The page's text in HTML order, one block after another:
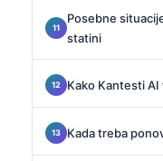
Posebne
statini
Kako Kantesti AI
Kada treba